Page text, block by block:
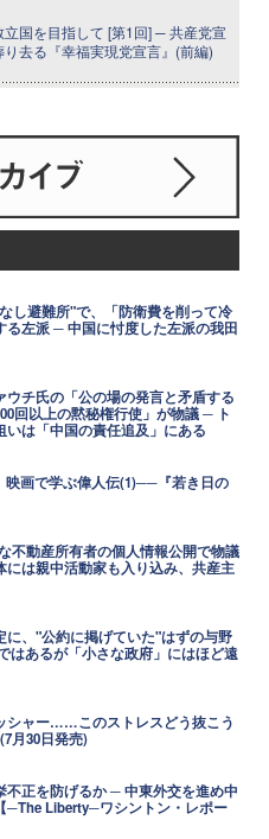
国を目指して [第1回] ─ 共産党宣
去る『幸福実現党宣言』(前編)
し避難所"で、「防衛費を削って冷
る左派 ─ 中国に忖度した左派の我田
ウチ氏の「公の場の発言と矛盾する
回以上の黙秘権行使」が物議 ─ ト
いは「中国の責任追及」にある
映画で学ぶ偉人伝(1)──『若き日の
不動産所有者の個人情報公開で物議
は親中活動家も入り込み、共産主
に、"公約に掲げていた"はずの与野
はあるが「小さな政府」にはほど遠
シャー……このストレスどう抜こう
月30日発売)
不正を防げるか ─ 中東外交を進め中
─The Liberty─ワシントン・レポー